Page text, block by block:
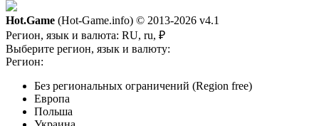
Hot.Game (Hot-Game.info) © 2013-2026 v4.1
Регион, язык и валюта: RU, ru, ₽
Выберите регион, язык и валюту:
Регион:
Без региональных ограничений (Region free)
Европа
Польша